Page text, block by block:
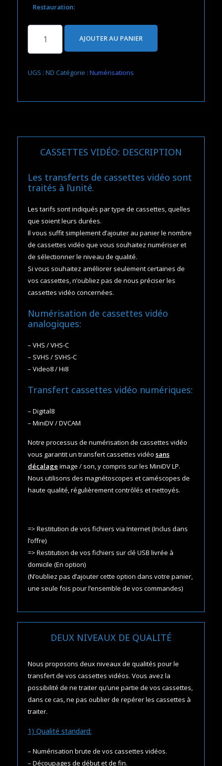
Restauration:
Transfert
cassettes
AJOUTER AU PANIER
UGS : ND Catégorie : Numérisations
CASSETTES VIDÉO: DESCRIPTION
Les transferts de cassettes vidéo sont
traités à l’unité.
Les tarifs sont indiqués par type de cassettes, quelles
que soient leurs durées.
Il vous suffit simplement d’ajouter au panier le nombre
de cassettes vidéo que vous souhaitez numériser et
de sélectionner le niveau de qualité.
Si vous souhaitez améliorer seulement certaines de
vos cassettes, n’oubliez pas de nous préciser les
cassettes vidéo concernées.
Numérisation de cassettes vidéo
analogiques:
– VHS / VHS-C
– SVHS / SVHS-C
– Video8 / Hi8
Transfert cassettes vidéo numériques:
– Digital8
– MiniDV / DVCAM
Notre processus de numérisation de cassettes vidéo
vous garantit un transfert cassettes vidéo sans
décalage image / son, y compris sur les MiniDV LP.
Nous utilisons des magnétoscopes et caméscopes de
haute qualité, régulièrement contrôlés et nettoyés.
=> Restitution de vos fichiers via Internet (Inclus dans
l’offre)
=> Restitution de vos fichiers sur clé USB livrée à
domicile (En option)
(N’oubliez pas d’ajouter cette option dans votre panier,
une seule fois pour l’ensemble de vos commandes)
DEUX NIVEAUX DE QUALITÉ
Nous proposons deux niveaux de qualités pour le
transfert de vos cassettes vidéos. Vous avez la
possibilité de ne traiter qu’une partie de vos cassettes,
dans ce cas, ne pas oublier de repérer les cassettes à
traiter.
1) Qualité standard:
– Numérisation brute de vos cassettes vidéos.
– Découpages de début et de fin.